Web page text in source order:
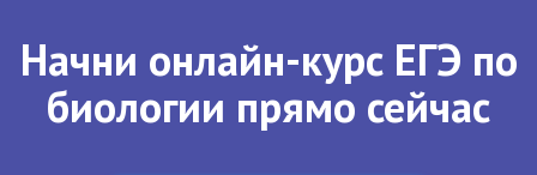
Начни онлайн-курс ЕГЭ по
биологии прямо сейчас